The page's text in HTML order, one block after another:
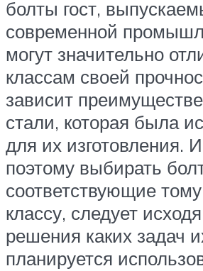
болты гост,
современной
могут значительно
классам своей
зависит
стали, которая была
для их изготовления.
поэтому выбирать
соответствующие
классу, следует
решения каких задач
планируется